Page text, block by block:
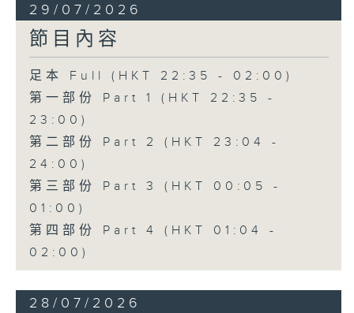
29/07/2026
節目內容
足本 Full (HKT 22:35 - 02:00)
第一部份 Part 1 (HKT 22:35 -
23:00)
第二部份 Part 2 (HKT 23:04 -
24:00)
第三部份 Part 3 (HKT 00:05 -
01:00)
第四部份 Part 4 (HKT 01:04 -
02:00)
28/07/2026